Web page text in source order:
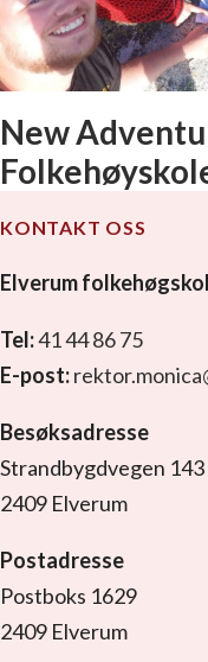
New
KONTAKT OSS
Elverum
Tel:41 44 86 75
E-post:
Besøksadresse
Strandbygdvegen 143
2409 Elverum
Postadresse
Postboks 1629
2409 Elverum